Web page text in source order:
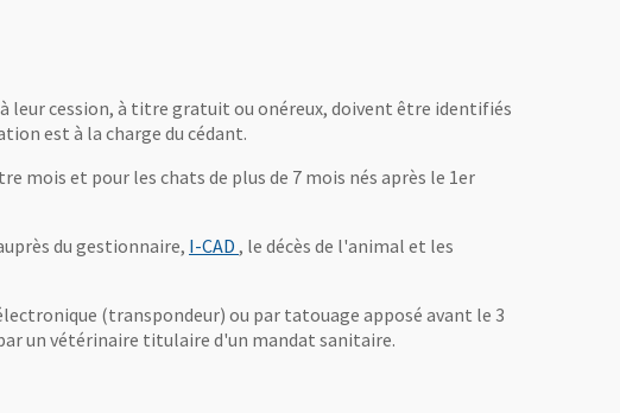
leur cession, à titre gratuit ou onéreux, doivent être identifiés
est à la charge du cédant.
mois et pour les chats de plus de 7 mois nés après le 1er
du gestionnaire, I-CAD , Ouvre une nouvelle fenêtre
, le décès de l'animal et les
(transpondeur) ou par tatouage apposé avant le 3
un vétérinaire titulaire d'un mandat sanitaire.